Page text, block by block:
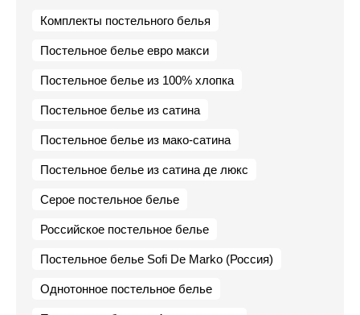
Комплекты постельного белья
Постельное белье евро макси
Постельное белье из 100% хлопка
Постельное белье из сатина
Постельное белье из мако-сатина
Постельное белье из сатина де люкс
Серое постельное белье
Российское постельное белье
Постельное белье Sofi De Marko (Россия)
Однотонное постельное белье